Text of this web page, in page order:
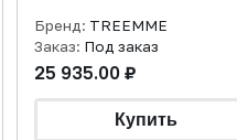
Бренд: TREEMME
Заказ: Под заказ
25 935.00 ₽